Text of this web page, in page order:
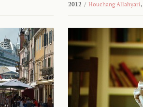
2012 / Houchang Allahyari,